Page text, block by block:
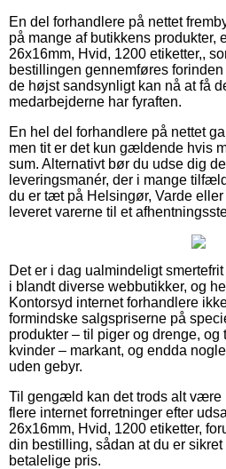
En del forhandlere på nettet
på mange af butikkens produkter,
26x16mm, Hvid, 1200 etiketter,,
bestillingen gennemføres
de højst sandsynligt kan nå at få
medarbejderne har fyraften.
En hel del forhandlere på nettet
men tit er det kun gældende hvis
sum. Alternativt bør du udse dig
leveringsmanér, der i mange
du er tæt på Helsingør, Varde
leveret varerne til et
Det er i dag ualmindeligt
i blandt diverse webbutikker, og
Kontorsyd internet forhandlere
formindske salgspriserne på
produkter – til piger og drenge,
kvinder – markant, og endda
uden gebyr.
Til gengæld kan det trods alt være
flere internet forretninger efter
26x16mm, Hvid, 1200 etiketter,
din bestilling, sådan at du er sikret
betalelige pris.